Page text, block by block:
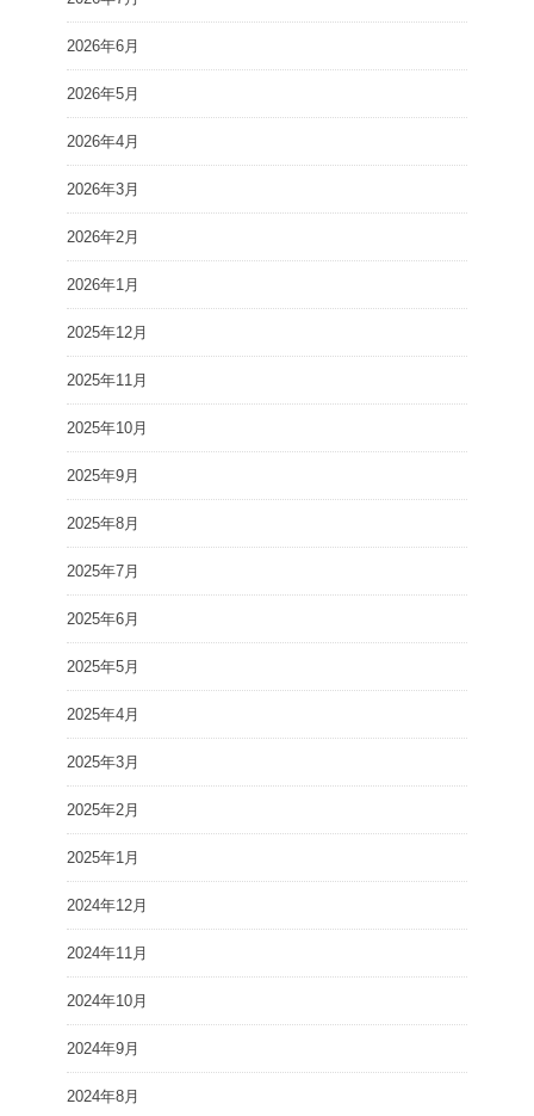
2026年6月
2026年5月
2026年4月
2026年3月
2026年2月
2026年1月
2025年12月
2025年11月
2025年10月
2025年9月
2025年8月
2025年7月
2025年6月
2025年5月
2025年4月
2025年3月
2025年2月
2025年1月
2024年12月
2024年11月
2024年10月
2024年9月
2024年8月